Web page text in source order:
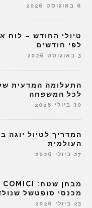
6 באוגוסט 2026
טיולי החודש – לוח
לפי חודשים
3 באוגוסט 2026
התעלומה המדעית
לכל המשפחה
30 ביולי 2026
המדריך לטיול יוגה
העולמית
27 ביולי 2026
מכנסי סופטשל
23 ביולי 2026